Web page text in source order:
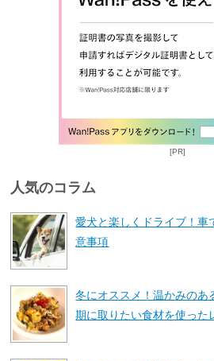
[PR]
人気のコラム
愛犬と楽しくドライブ！車
意事項
冬にオススメ！温かみのあ
期に取りたい食材を使った